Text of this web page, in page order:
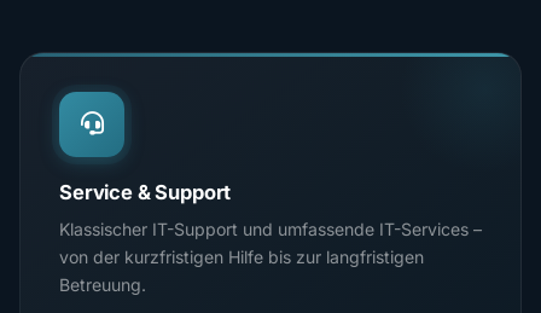
Service & Support
Klassischer IT-Support und umfassende IT-Services –
von der kurzfristigen Hilfe bis zur langfristigen
Betreuung.